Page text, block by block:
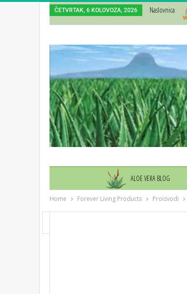
ČETVRTAK, 6 KOLOVOZA, 2026 Naslovnica
ALOE VERA BLOG
Home Forever Living Products Proizvodi